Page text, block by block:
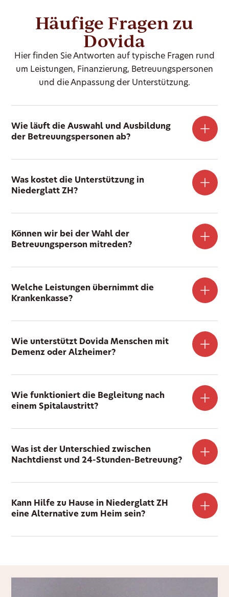
Häufige Fragen zu
Dovida
Hier finden Sie Antworten auf typische Fragen rund
um Leistungen, Finanzierung, Betreuungspersonen
und die Anpassung der Unterstützung.
Wie läuft die Auswahl und Ausbildung
der Betreuungspersonen ab?
Was kostet die Unterstützung in
Niederglatt ZH?
Können wir bei der Wahl der
Betreuungsperson mitreden?
Welche Leistungen übernimmt die
Krankenkasse?
Wie unterstützt Dovida Menschen mit
Demenz oder Alzheimer?
Wie funktioniert die Begleitung nach
einem Spitalaustritt?
Was ist der Unterschied zwischen
Nachtdienst und 24-Stunden-Betreuung?
Kann Hilfe zu Hause in Niederglatt ZH
eine Alternative zum Heim sein?